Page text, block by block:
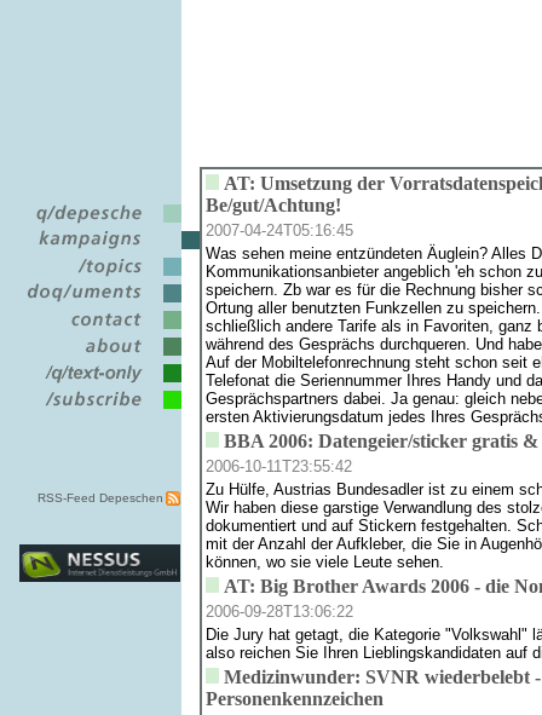
RSS-Feed Depeschen
AT: Umsetzung der
Be/gut/Achtung!
2007-04-24T05:16:45
Was sehen meine entzündeten Äuglein? Alles
Kommunikationsanbieter angeblich 'eh schon
speichern. Zb war es für die Rechnung bisher
Ortung aller benutzten Funkzellen zu
schließlich andere Tarife als in Favoriten, ganz
während des Gesprächs durchqueren. Und
Auf der Mobiltelefonrechnung steht schon seit
Telefonat die Seriennummer Ihres Handy und
Gesprächspartners dabei. Ja genau: gleich
ersten Aktivierungsdatum jedes Ihres
BBA 2006: Datengeier/sticker gratis
2006-10-11T23:55:42
Zu Hülfe, Austrias Bundesadler ist zu einem
Wir haben diese garstige Verwandlung des
dokumentiert und auf Stickern festgehalten.
mit der Anzahl der Aufkleber, die Sie in
können, wo sie viele Leute sehen.
AT: Big Brother Awards 2006 - die
2006-09-28T13:06:22
Die Jury hat getagt, die Kategorie "Volkswahl"
also reichen Sie Ihren Lieblingskandidaten auf
Medizinwunder: SVNR wiederbelebt -
Personenkennzeichen